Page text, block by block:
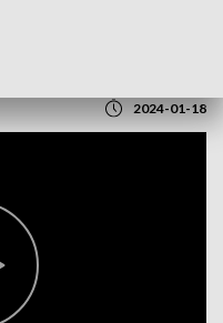
2024-01-18